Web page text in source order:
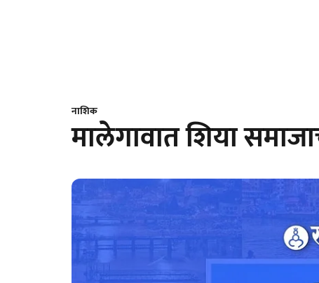
नाशिक
मालेगावात शिया